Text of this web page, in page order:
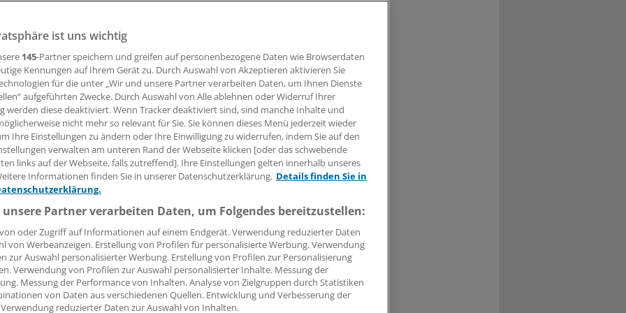
in die Beißerei zweier Hunde eingreift, hat bei einer Verletzung durch
Hund wegen Mitverschuldens nur anteilig Anspruch auf Schadenersatz
16:41 Uhr
0
Hamm rechtskräftig geurteilt. Beim Versuch, ihren
anderen zu schützen, war eine Frau gebissen worden.
Richter wusste sie um das Verletzungsrisiko.
ist uns wichtig
145-Partner speichern und greifen auf personenbezogene Daten wie Browserdaten
Kennungen auf Ihrem Gerät zu. Durch Auswahl von Akzeptieren aktivieren Sie
für die unter „Wir und unsere Partner verarbeiten Daten, um Ihnen Dienste
aufgeführten Zwecke. Durch Auswahl von Alle ablehnen oder Widerruf Ihrer
werden diese deaktiviert. Wenn Tracker deaktiviert sind, sind manche Inhalte und
nicht mehr so relevant für Sie. Sie können dieses Menü jederzeit wieder
Ihre Einstellungen zu ändern oder Ihre Einwilligung zu widerrufen, indem Sie auf den
verwalten am unteren Rand der Webseite klicken [oder das schwebende
links auf der Webseite, falls zutreffend]. Ihre Einstellungen gelten innerhalb unseres
Informationen finden Sie in unserer Datenschutzerklärung. Details finden Sie in
Partner verarbeiten Daten, um Folgendes bereitzustellen:
oder Zugriff auf Informationen auf einem Endgerät. Verwendung reduzierter Daten
von Werbeanzeigen. Erstellung von Profilen für personalisierte Werbung. Verwendung
zur Auswahl personalisierter Werbung. Erstellung von Profilen zur Personalisierung
Verwendung von Profilen zur Auswahl personalisierter Inhalte. Messung der
Messung der Performance von Inhalten. Analyse von Zielgruppen durch Statistiken
von Daten aus verschiedenen Quellen. Entwicklung und Verbesserung der
reduzierter Daten zur Auswahl von Inhalten.